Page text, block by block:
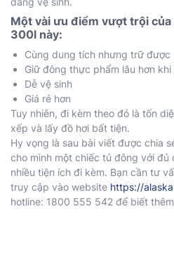
Một vài ưu điểm vượt trội
300l này:
Cùng dung tích nhưng trữ được
Giữ đông thực phẩm lâu hơn
Dễ vệ sinh
Giá rẻ hơn
Tuy nhiên, đi kèm theo đó là tốn
xếp và lấy đồ hơi bất tiện.
Hy vọng là sau bài viết được chia
cho mình một chiếc tủ đông với đủ
nhiều tiện ích đi kèm. Bạn cần tư
truy cập vào website https://
hotline: 1800 555 542 để biết